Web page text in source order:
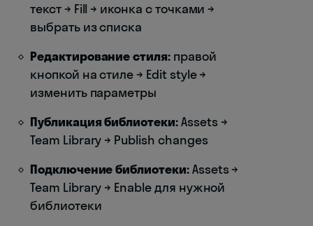
текст → Fill → иконка с точками →
выбрать из списка
Редактирование стиля:правой
кнопкой на стиле → Edit style →
изменить параметры
Публикация библиотеки:Assets →
Team Library → Publish changes
Подключение библиотеки:Assets →
Team Library → Enable для нужной
библиотеки